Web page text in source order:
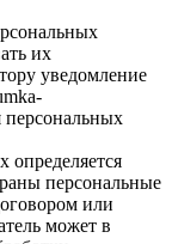
их
уведомление
персональных
определяется
персональные
или
может в